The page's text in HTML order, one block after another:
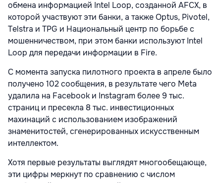
обмена информацией Intel Loop, созданной AFCX, в
которой участвуют эти банки, а также Optus, Pivotel,
Telstra и TPG и Национальный центр по борьбе с
мошенничеством, при этом банки используют Intel
Loop для передачи информации в Fire.
С момента запуска пилотного проекта в апреле было
получено 102 сообщения, в результате чего Meta
удалила на Facebook и Instagram более 9 тыс.
страниц и пресекла 8 тыс. инвестиционных
махинаций с использованием изображений
знаменитостей, сгенерированных искусственным
интеллектом.
Хотя первые результаты выглядят многообещающе,
эти цифры меркнут по сравнению с числом